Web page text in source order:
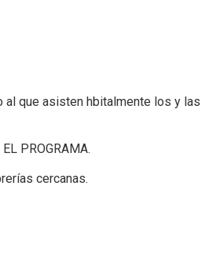
al que asisten hbitalmente los y las
PROGRAMA.
cercanas.